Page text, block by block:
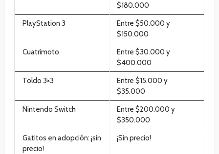
$180.000
PlayStation 3
Entre $50.000 y
$150.000
Cuatrimoto
Entre $30.000 y
$400.000
Toldo 3×3
Entre $15.000 y
$35.000
Nintendo Switch
Entre $200.000 y
$350.000
Gatitos en adopción: ¡sin
precio!
¡Sin precio!